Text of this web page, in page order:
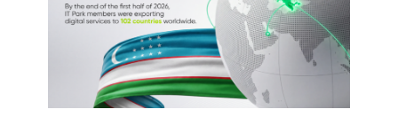
ПО
ИСКУССТВЕННОМУ
ИНТЕЛЛЕКТУ